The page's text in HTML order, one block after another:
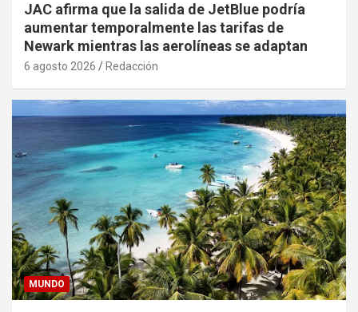
JAC afirma que la salida de JetBlue podría
aumentar temporalmente las tarifas de
Newark mientras las aerolíneas se adaptan
6 agosto 2026 Redacción
MUNDO